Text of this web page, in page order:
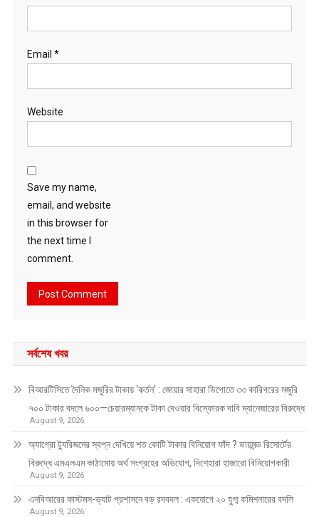
Email *
Website
Save my name,
email, and website
in this browser for
the next time I
comment.
সর্বশেষ খবর
বিআরটিসিতে দৈনিক মজুরির টাকায় ‘কর্তন’ : জোয়ার সাহারা ডিপোতে ৩৩ কারিগরের মজুরি
৭০০ টাকার বদলে ৬০০—চেয়ারম্যানকে টাকা দেওয়ার বিস্ফোরক দাবি ম্যানেজারের বিরুদ্ধে
August 9, 2026
অ্যাগ্রো ট্যুরিজমের স্বপ্ন দেখিয়ে শত কোটি টাকার বিনিয়োগ ফাঁদ ? ডায়মন্ড রিসোর্টের
বিরুদ্ধে এমএলএম কাঠামোয় অর্থ সংগ্রহের অভিযোগ, দিশেহারা হাজারো বিনিয়োগকারী
August 9, 2026
এনবিআরের কাস্টমস-ভ্যাট প্রশাসনে বড় রদবদল : একযোগে ২০ যুগ্ম কমিশনারের বদলি
August 9, 2026